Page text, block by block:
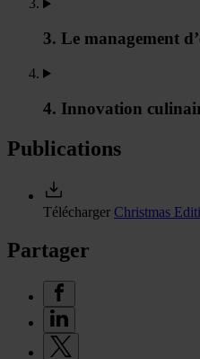
3. Le management
4. Innovation
Publications
Télécharger Christmas
Partager